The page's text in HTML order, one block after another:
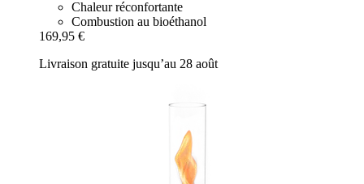
Chaleur réconfortante
Combustion au bioéthanol
169,95 €
Livraison gratuite jusqu’au 28 août